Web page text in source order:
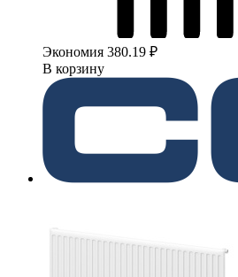
Экономия 380.19 ₽
В корзину